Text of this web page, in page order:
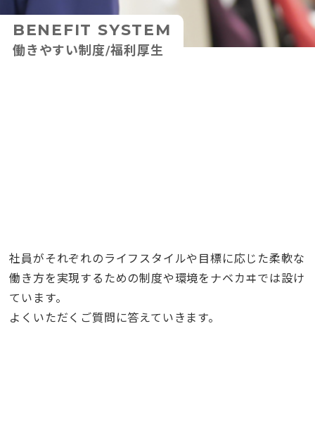
BENEFIT SYSTEM
働きやすい制度/福利厚生
社員がそれぞれのライフスタイルや目標に応じた柔軟な
働き方を実現するための制度や環境をナベカヰでは設け
ています。
よくいただくご質問に答えていきます。